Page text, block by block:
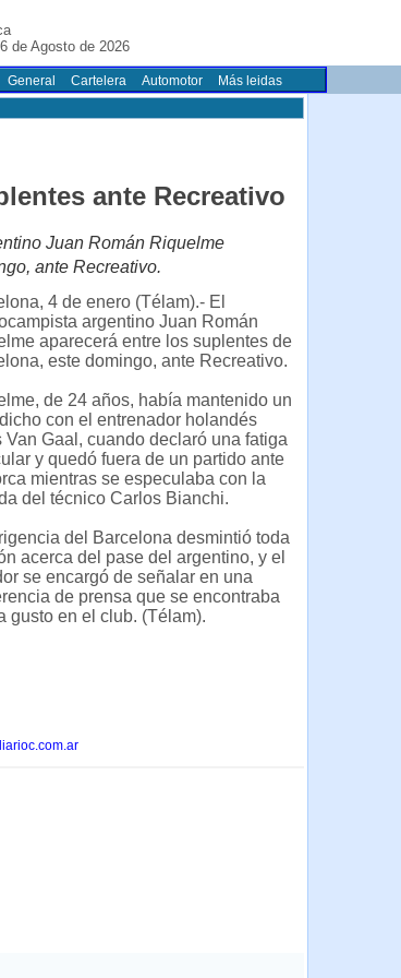
de Agosto de 2026
General Cartelera Automotor Más leidas
ante Recreativo
Juan Román Riquelme
ante Recreativo.
4 de enero (Télam).- El
argentino Juan Román
aparecerá entre los suplentes de
este domingo, ante Recreativo.
de 24 años, había mantenido un
con el entrenador holandés
Van Gaal, cuando declaró una fatiga
y quedó fuera de un partido ante
mientras se especulaba con la
del técnico Carlos Bianchi.
del Barcelona desmintió toda
acerca del pase del argentino, y el
se encargó de señalar en una
de prensa que se encontraba
gusto en el club. (Télam).